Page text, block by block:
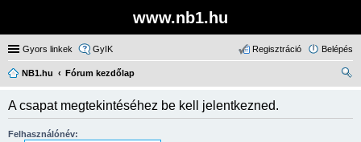
www.nb1.hu
Gyors linkek GyIK Belépés
Regisztráció
NB1.hu
Fórum kezdőlap
A csapat megtekintéséhez be kell jelentkezned.
Felhasználónév: